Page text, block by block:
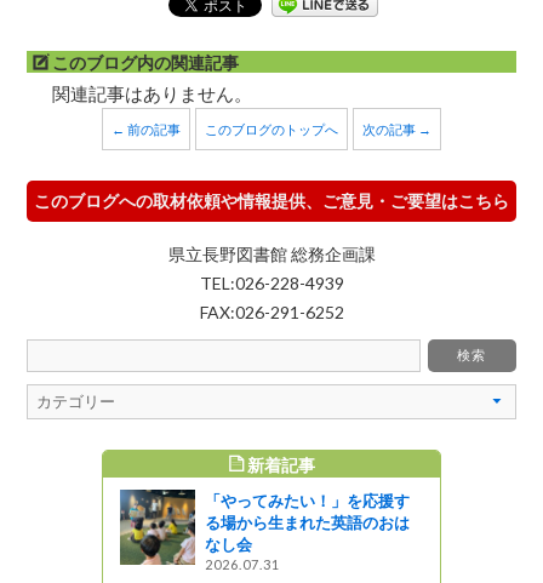
このブログ内の関連記事
関連記事はありません。
← 前の記事 このブログのトップへ 次の記事 →
このブログへの取材依頼や情報提供、ご意見・ご要望はこちら
県立長野図書館 総務企画課
TEL:026-228-4939
FAX:026-291-6252
新着記事
「やってみたい！」を応援す
る場から生まれた英語のおは
なし会
2026.07.31